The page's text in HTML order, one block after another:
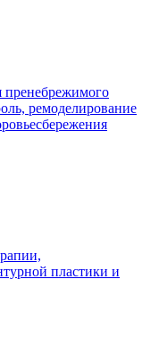
пренебрежимого
ремоделирование
пластики и